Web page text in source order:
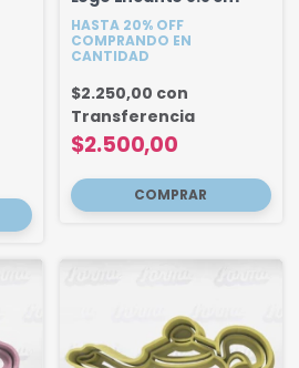
HASTA 20% OFF
COMPRANDO EN
CANTIDAD
$2.500,00
$2.250,00 con
Transferencia